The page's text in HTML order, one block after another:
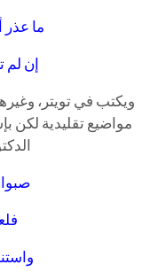
ما عذر
إن لم
ويكتب في تويتر،
مواضيع تقليدية لكن